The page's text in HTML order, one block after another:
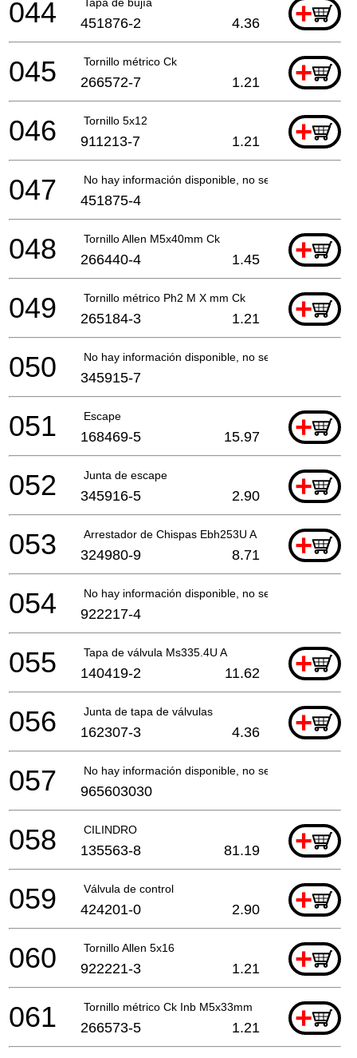
+
044 451876-2 4.36
Tornillo métrico Ck +
045 266572-7 1.21
Tornillo 5x12 +
046 911213-7 1.21
No hay información disponible, no se puede pedir
047 451875-4
Tornillo Allen M5x40mm Ck +
048 266440-4 1.45
Tornillo métrico Ph2 M X mm Ck +
049 265184-3 1.21
No hay información disponible, no se puede pedir
050 345915-7
Escape +
051 168469-5 15.97
Junta de escape +
052 345916-5 2.90
Arrestador de Chispas Ebh253U A +
053 324980-9 8.71
No hay información disponible, no se puede pedir
054 922217-4
Tapa de válvula Ms335.4U A +
055 140419-2 11.62
Junta de tapa de válvulas +
056 162307-3 4.36
No hay información disponible, no se puede pedir
057 965603030
CILINDRO +
058 135563-8 81.19
Válvula de control +
059 424201-0 2.90
Tornillo Allen 5x16 +
060 922221-3 1.21
Tornillo métrico Ck Inb M5x33mm +
061 266573-5 1.21